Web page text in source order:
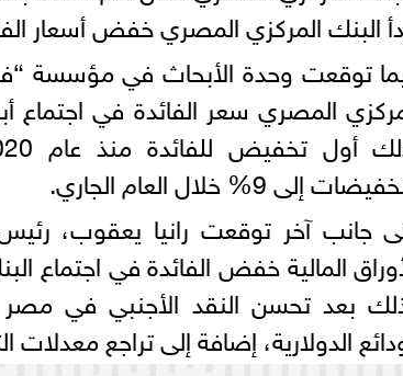
البنك المركزي المصري خفض أسعار
توقعت وحدة الأبحاث في مؤسسة
إلى 9% خلال العام الجاري.
جانب آخر توقعت رانيا يعقوب،
بعد تحسن النقد الأجنبي في
الدولارية، إضافة إلى تراجع